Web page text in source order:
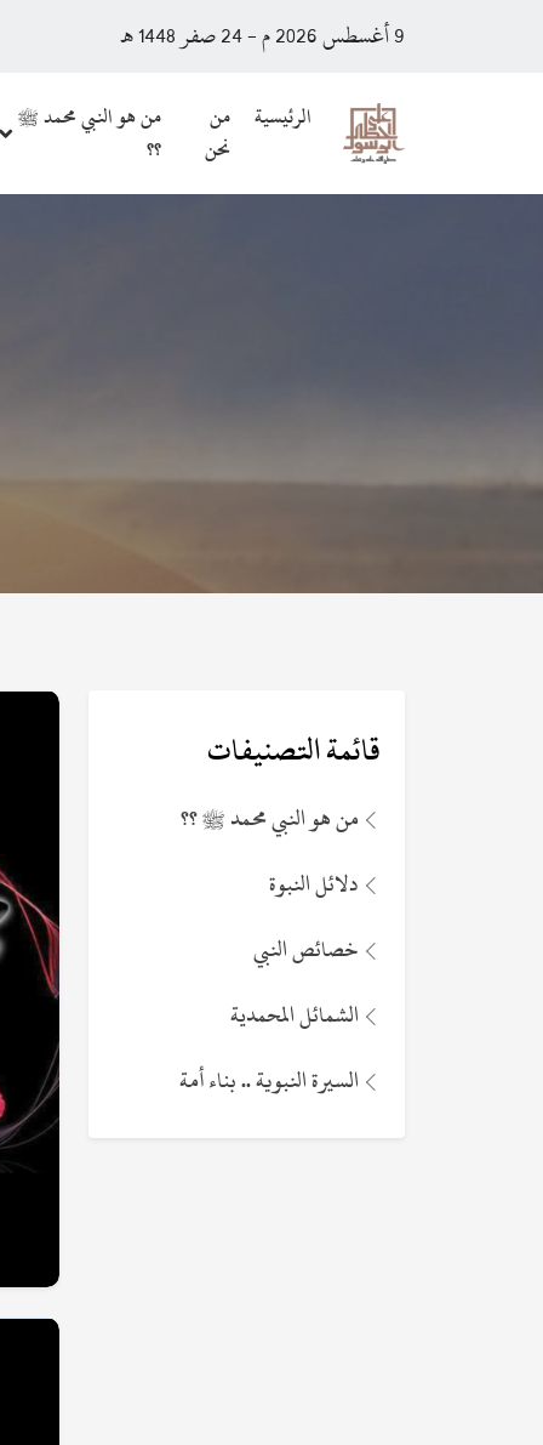
9 أغسطس 2026 م - 24 صفر 1448 هـ
الرئيسية
من
نحن
من هو النبي محمد ﷺ
؟؟
قائمة التصنيفات
من هو النبي محمد ﷺ ؟؟
دلائل النبوة
خصائص النبي
الشمائل المحمدية
السيرة النبوية .. بناء أمة